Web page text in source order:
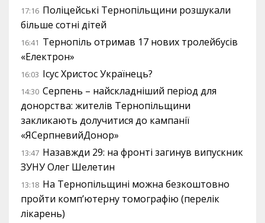
17:16 Поліцейські Тернопільщини розшукали
більше сотні дітей
16:41 Тернопіль отримав 17 нових тролейбусів
«Електрон»
16:03 Ісус Христос Українець?
14:30 Серпень – найскладніший період для
донорства: жителів Тернопільщини
закликають долучитися до кампанії
«ЯСерпневийДонор»
13:47 Назавжди 29: на фронті загинув випускник
ЗУНУ Олег Шелетин
13:18 На Тернопільщині можна безкоштовно
пройти комп’ютерну томографію (перелік
лікарень)